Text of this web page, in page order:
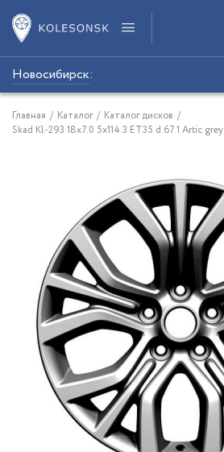
Новосибирск:
Главная / Каталог / Каталог дисков /
Skad Kl-293 18x7.0 5x114.3 ET35 d.67.1 Artic grey